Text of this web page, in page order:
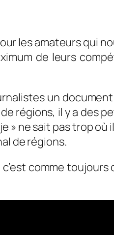
les amateurs qui
de leurs
un
régions, il y a des
je » ne sait pas trop
de régions.
comme